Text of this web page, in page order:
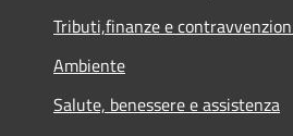
Tributi,finanze e
Ambiente
Salute, benessere e assistenza